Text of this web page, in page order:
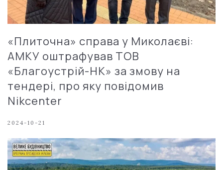
«Плиточна» справа у Миколаєві:
АМКУ оштрафував ТОВ
«Благоустрій-НК» за змову на
тендері, про яку повідомив
Nikcenter
2024-10-21